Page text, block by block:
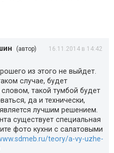
(автор) 16.11.2014 в 14:42
из этого не выйдет.
случае, будет
такой тумбой будет
да и технически,
лучшим решением.
существует специальная
фото кухни с салатовыми
teory/a-vy-uzhe-